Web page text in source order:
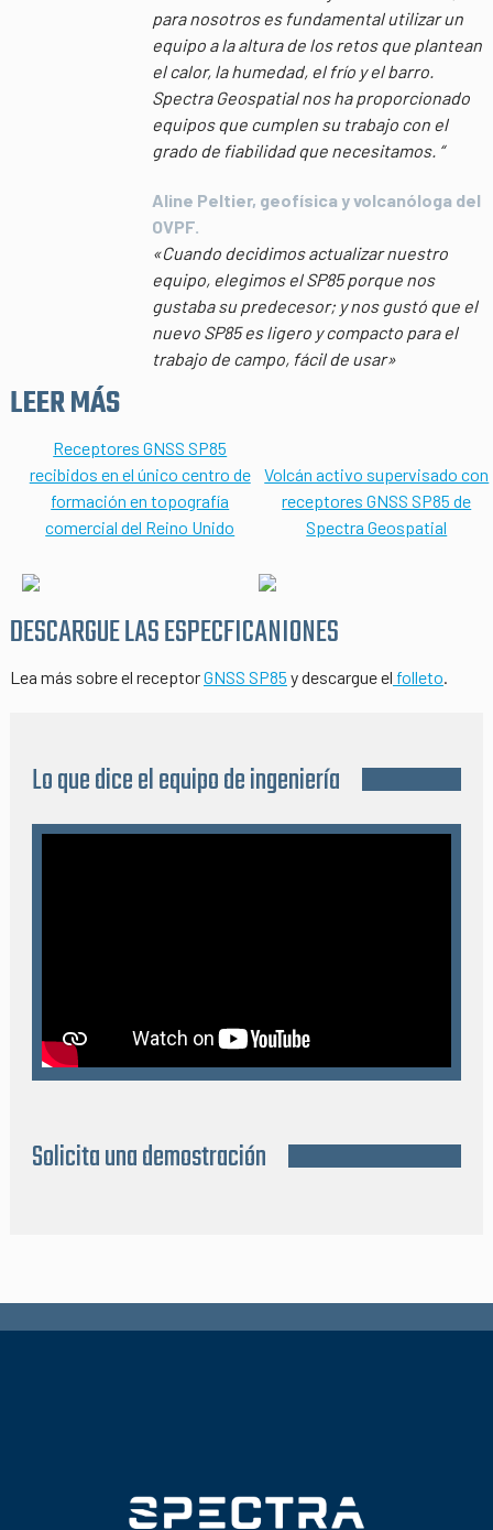
para nosotros es fundamental utilizar un
equipo a la altura de los retos que plantean
el calor, la humedad, el frío y el barro.
Spectra Geospatial nos ha proporcionado
equipos que cumplen su trabajo con el
grado de fiabilidad que necesitamos. “
Aline Peltier, geofísica y volcanóloga del
OVPF.
«Cuando decidimos actualizar nuestro
equipo, elegimos el SP85 porque nos
gustaba su predecesor; y nos gustó que el
nuevo SP85 es ligero y compacto para el
trabajo de campo, fácil de usar»
LEER MÁS
Receptores GNSS SP85
recibidos en el único centro de
formación en topografía
comercial del Reino Unido
Volcán activo supervisado con
receptores GNSS SP85 de
Spectra Geospatial
DESCARGUE LAS ESPECFICANIONES
Lea más sobre el receptorGNSS SP85 y descargue el folleto.
Lo que dice el equipo de ingeniería
Solicita una demostración